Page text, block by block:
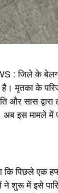
​जिले के
है। मृतका के
और सास
इस मामले में
कि पिछले
शुरू में इसे